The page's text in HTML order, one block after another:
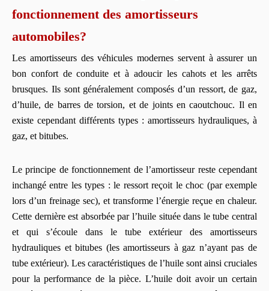
fonctionnement des amortisseurs
automobiles?
Les amortisseurs des véhicules modernes servent à assurer un
bon confort de conduite et à adoucir les cahots et les arrêts
brusques. Ils sont généralement composés d’un ressort, de gaz,
d’huile, de barres de torsion, et de joints en caoutchouc. Il en
existe cependant différents types : amortisseurs hydrauliques, à
gaz, et bitubes.
Le principe de fonctionnement de l’amortisseur reste cependant
inchangé entre les types : le ressort reçoit le choc (par exemple
lors d’un freinage sec), et transforme l’énergie reçue en chaleur.
Cette dernière est absorbée par l’huile située dans le tube central
et qui s’écoule dans le tube extérieur des amortisseurs
hydrauliques et bitubes (les amortisseurs à gaz n’ayant pas de
tube extérieur). Les caractéristiques de l’huile sont ainsi cruciales
pour la performance de la pièce. L’huile doit avoir un certain